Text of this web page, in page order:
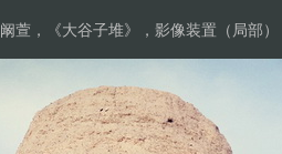
阚萱，《大谷子堆》，影像装置（局部）